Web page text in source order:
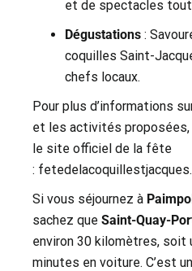
et de spectacles tout
Dégustations :
coquilles Saint-
chefs locaux.
Pour plus d’informations
et les activités
le site officiel de la fête
:
Si vous séjournez à
sachez que Saint-Quay-
environ 30 kilomètres, soit
minutes en voiture. C’est